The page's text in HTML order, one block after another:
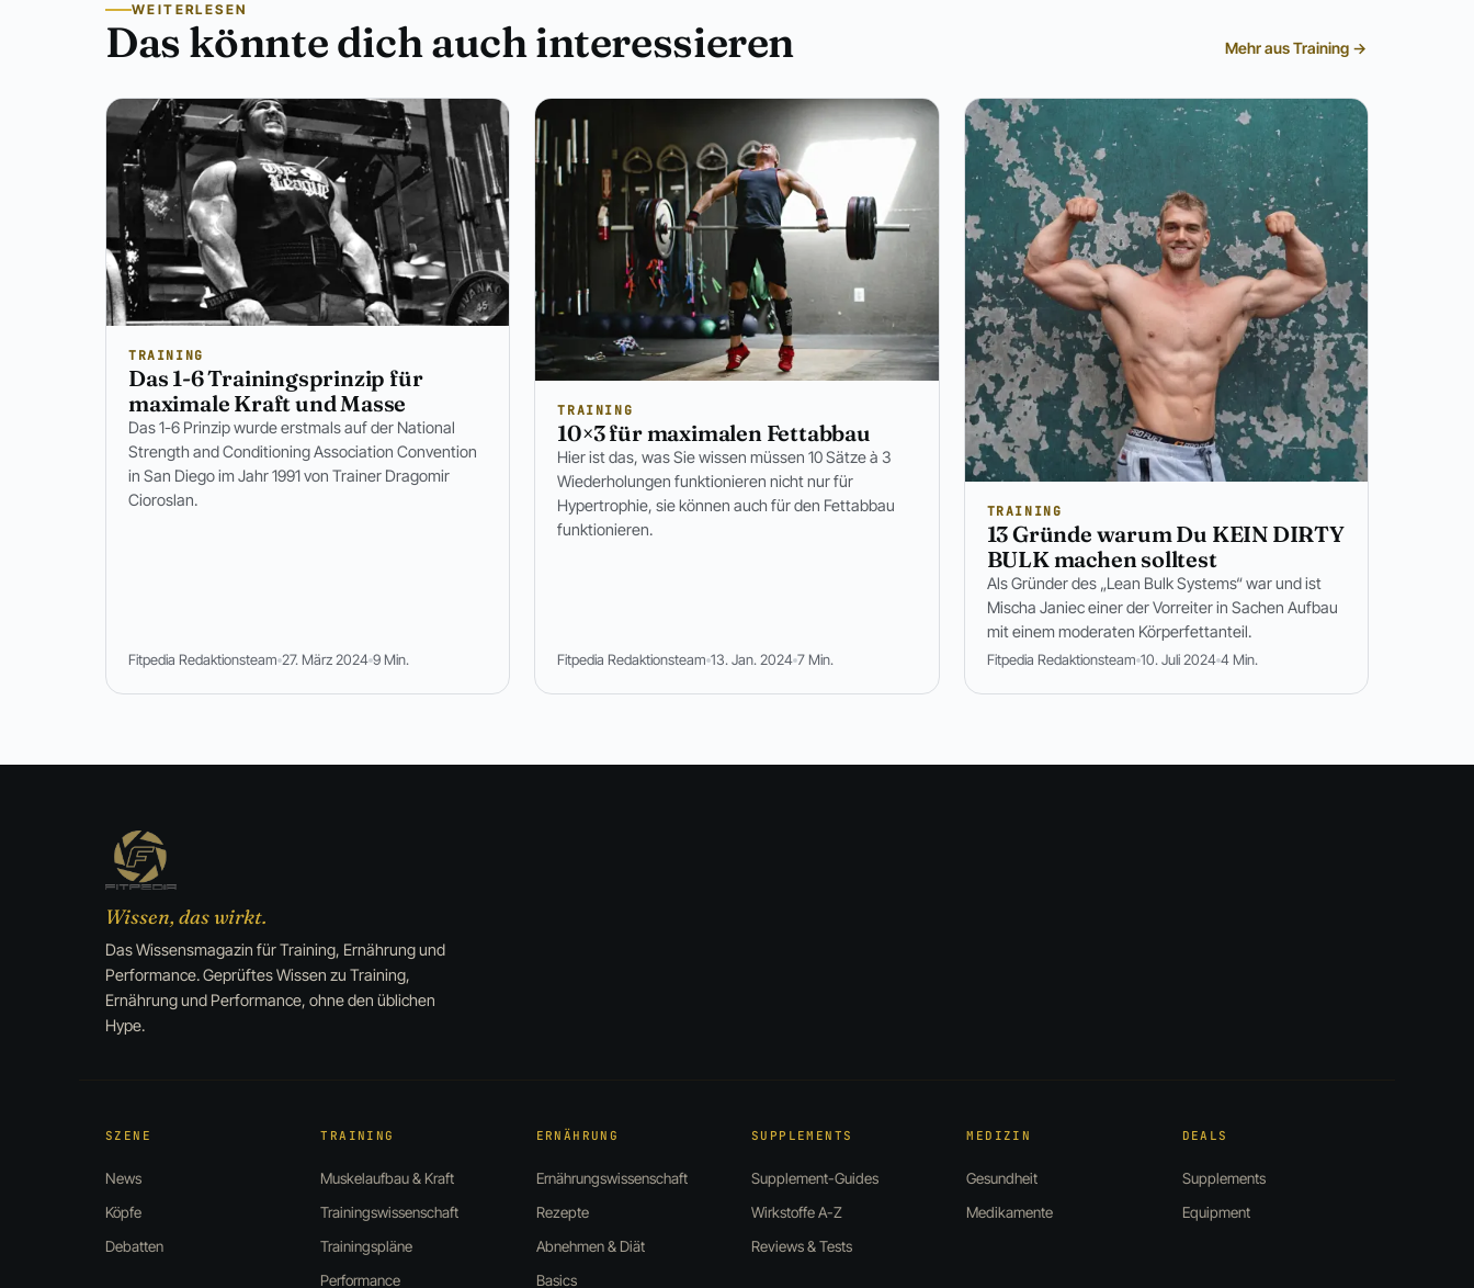
WEITERLESEN
Das könnte dich auch interessieren Mehr aus Training →
TRAINING
Das 1-6 Trainingsprinzip für
maximale Kraft und Masse
Das 1-6 Prinzip wurde erstmals auf der National
Strength and Conditioning Association Convention
in San Diego im Jahr 1991 von Trainer Dragomir
Cioroslan.
Fitpedia Redaktionsteam 27. März 2024 9 Min.
TRAINING
10×3 für maximalen Fettabbau
Hier ist das, was Sie wissen müssen 10 Sätze à 3
Wiederholungen funktionieren nicht nur für
Hypertrophie, sie können auch für den Fettabbau
funktionieren.
Fitpedia Redaktionsteam 13. Jan. 2024 7 Min.
TRAINING
13 Gründe warum Du KEIN DIRTY
BULK machen solltest
Als Gründer des „Lean Bulk Systems“ war und ist
Mischa Janiec einer der Vorreiter in Sachen Aufbau
mit einem moderaten Körperfettanteil.
Fitpedia Redaktionsteam 10. Juli 2024 4 Min.
Wissen, das wirkt.
Das Wissensmagazin für Training, Ernährung und
Performance. Geprüftes Wissen zu Training,
Ernährung und Performance, ohne den üblichen
Hype.
SZENE
News
Köpfe
Debatten
TRAINING
Muskelaufbau & Kraft
Trainingswissenschaft
Trainingspläne
Performance
ERNÄHRUNG
Ernährungswissenschaft
Rezepte
Abnehmen & Diät
Basics
SUPPLEMENTS
Supplement-Guides
Wirkstoffe A-Z
Reviews & Tests
MEDIZIN
Gesundheit
Medikamente
DEALS
Supplements
Equipment